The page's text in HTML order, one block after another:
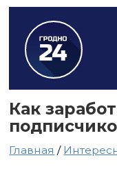
Как
Главная /